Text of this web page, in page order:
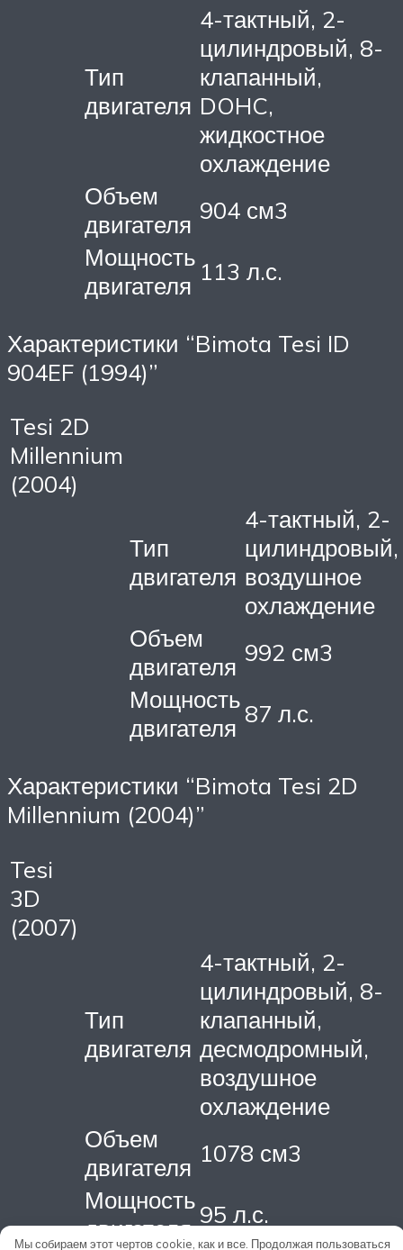
Тип
двигателя
4-тактный, 2-
цилиндровый, 8-
клапанный,
DOHC,
жидкостное
охлаждение
Объем
двигателя 904 см3
Мощность
двигателя 113 л.с.
Характеристики “Bimota Tesi ID
904EF (1994)”
Tesi 2D
Millennium
(2004)
Тип
двигателя
4-тактный, 2-
цилиндровый,
воздушное
охлаждение
Объем
двигателя 992 см3
Мощность
двигателя 87 л.с.
Характеристики “Bimota Tesi 2D
Millennium (2004)”
Tesi
3D
(2007)
Тип
двигателя
4-тактный, 2-
цилиндровый, 8-
клапанный,
десмодромный,
воздушное
охлаждение
Объем
двигателя 1078 см3
Мощность
двигателя 95 л.с.
Мы собираем этот чертов cookie, как и все. Продолжая пользоваться